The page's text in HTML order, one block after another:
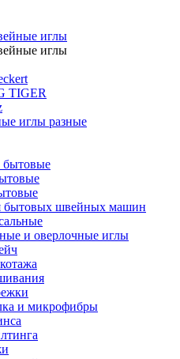
иглы
иглы
TIGER
иглы разные
бытовые
бытовых швейных машин
и оверлочные иглы
и микрофибры